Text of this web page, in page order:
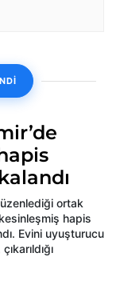
ortak
hapis
Evini uyuşturucu